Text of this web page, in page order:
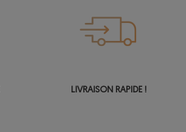
LIVRAISON RAPIDE !